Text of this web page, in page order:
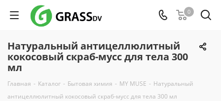
0
Натуральный антицеллюлитный
кокосовый скраб-мусс для тела 300
мл
Главная - Каталог - Бытовая химия - MY MUSE - Натуральный
антицеллюлитный кокосовый скраб-мусс для тела 300 мл